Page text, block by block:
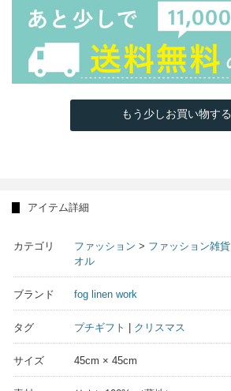
もう少しお買い物する
アイテム詳細
カテゴリ ファッション > ファッション雑貨
オル
ブランド fog linen work
タグ プチギフト クリスマス
サイズ 45cm × 45cm